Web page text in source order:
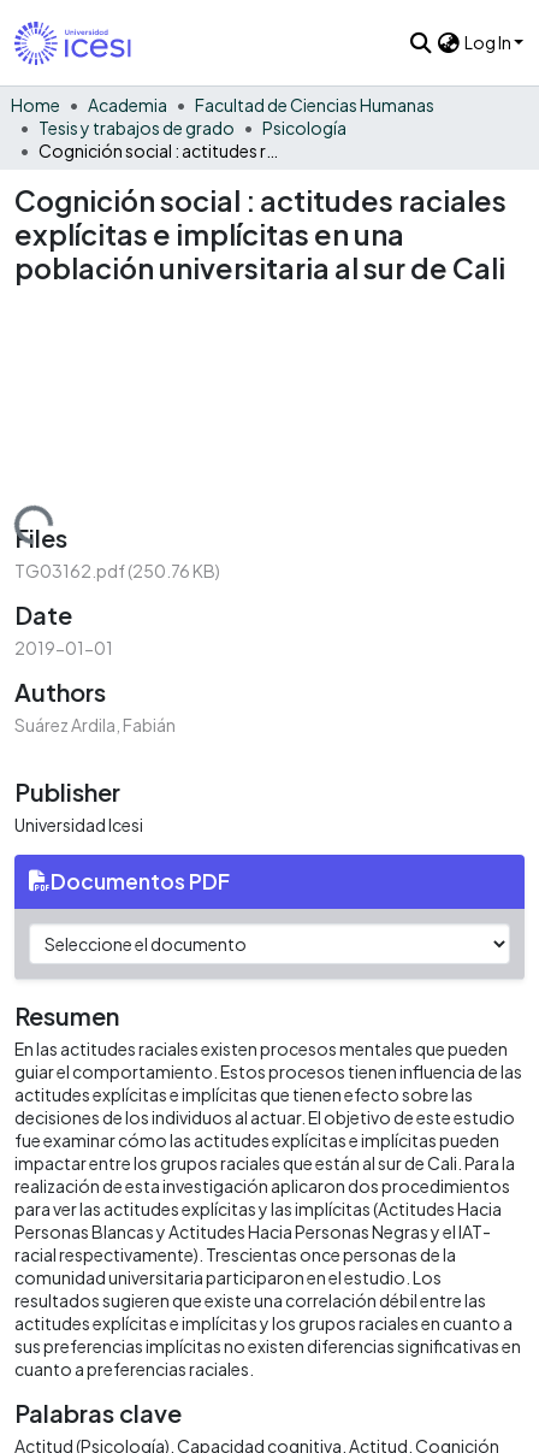
Log In
Home Academia
Facultad de Ciencias Humanas
Tesis y trabajos de grado
Psicología
Cognición social : actitudes raciales
explícitas e implícitas en una
población universitaria al sur de Cali
Loading...
Files
TG03162.pdf(250.76 KB)
Date
2019-01-01
Authors
Suárez Ardila, Fabián
Publisher
Universidad Icesi
Documentos PDF
Resumen
En las actitudes raciales existen procesos mentales que pueden
guiar el comportamiento. Estos procesos tienen influencia de las
actitudes explícitas e implícitas que tienen efecto sobre las
decisiones de los individuos al actuar. El objetivo de este estudio
fue examinar cómo las actitudes explícitas e implícitas pueden
impactar entre los grupos raciales que están al sur de Cali. Para la
realización de esta investigación aplicaron dos procedimientos
para ver las actitudes explícitas y las implícitas (Actitudes Hacia
Personas Blancas y Actitudes Hacia Personas Negras y el IAT-
racial respectivamente). Trescientas once personas de la
comunidad universitaria participaron en el estudio. Los
resultados sugieren que existe una correlación débil entre las
actitudes explícitas e implícitas y los grupos raciales en cuanto a
sus preferencias implícitas no existen diferencias significativas en
cuanto a preferencias raciales.
Palabras clave
Actitud (Psicología) Capacidad cognitiva Actitud Cognición